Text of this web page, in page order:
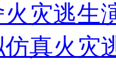
灾逃生
真火灾